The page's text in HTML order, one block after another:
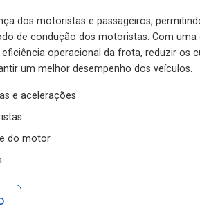
dos motoristas e passageiros,
de condução dos motoristas. Com uma
operacional da frota, reduzir os
um melhor desempenho dos veículos.
e acelerações
do motor